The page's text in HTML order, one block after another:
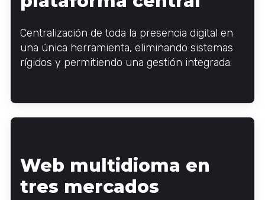
Centralización de toda la presencia digital en
una única herramienta, eliminando sistemas
rígidos y permitiendo una gestión integrada.
Web multidioma en
tres mercados